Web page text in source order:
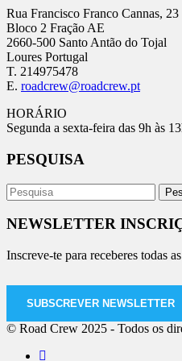
Rua Francisco Franco Cannas, 23
Bloco 2 Fração AE
2660-500 Santo Antão do Tojal
Loures Portugal
T. 214975478
E. roadcrew@roadcrew.pt
HORÁRIO
Segunda a sexta-feira das 9h às
PESQUISA
NEWSLETTER
Inscreve-te para receberes todas
SUBSCREVER NEWSLETTER
© Road Crew 2025 - Todos os